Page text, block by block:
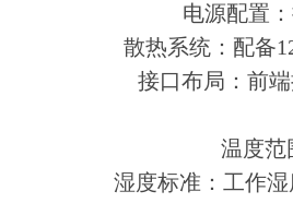
电源配置
散热系统：配备
接口布局：前
温度范
湿度标准：工作湿